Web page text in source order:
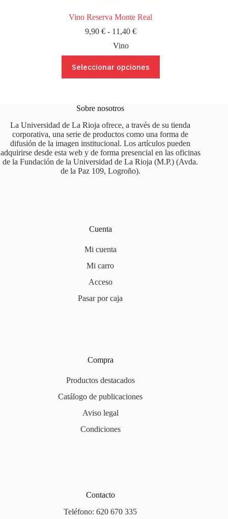
Vino Reserva Monte Real
9,90 € - 11,40 €Rango
desde
9,90 €
hasta
Vino
Seleccionar opciones
producto
tiene
Las
se
pueden
elegir
en
la
página
Sobre nosotros
La Universidad de La Rioja ofrece, a través de su tienda
corporativa, una serie de productos como una forma de
difusión de la imagen institucional. Los artículos pueden
adquirirse desde esta web y de forma presencial en las oficinas
de la Fundación de la Universidad de La Rioja (M.P.) (Avda.
de la Paz 109, Logroño).
Cuenta
Mi cuenta
Mi carro
Acceso
Pasar por caja
Compra
Productos destacados
Catálogo de publicaciones
Aviso legal
Condiciones
Contacto
Teléfono: 620 670 335